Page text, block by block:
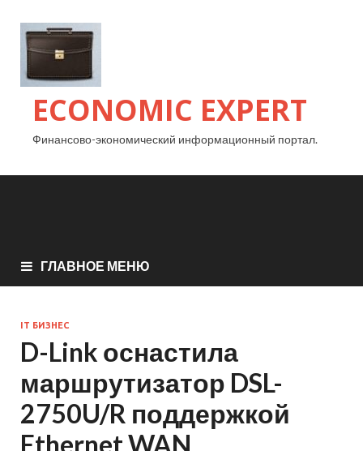
ECONOMIC EXPERT
Финансово-экономический информационный портал.
ГЛАВНОЕ МЕНЮ
IT БИЗНЕС
D-Link оснастила
маршрутизатор DSL-
2750U/R поддержкой
Ethernet WAN